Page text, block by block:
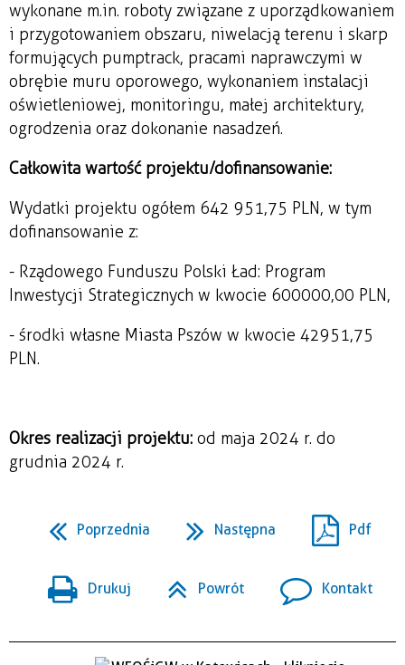
wykonane m.in. roboty związane z uporządkowaniem
i przygotowaniem obszaru, niwelacją terenu i skarp
formujących pumptrack, pracami naprawczymi w
obrębie muru oporowego, wykonaniem instalacji
oświetleniowej, monitoringu, małej architektury,
ogrodzenia oraz dokonanie nasadzeń.
Całkowita wartość projektu/dofinansowanie:
Wydatki projektu ogółem 642 951,75 PLN, w tym
dofinansowanie z:
- Rządowego Funduszu Polski Ład: Program
Inwestycji Strategicznych w kwocie 600 000,00 PLN,
- środki własne Miasta Pszów w kwocie 42 951,75
PLN.
Okres realizacji projektu: od maja 2024 r. do
grudnia 2024 r.
Poprzednia Następna Pdf
Drukuj Powrót Kontakt